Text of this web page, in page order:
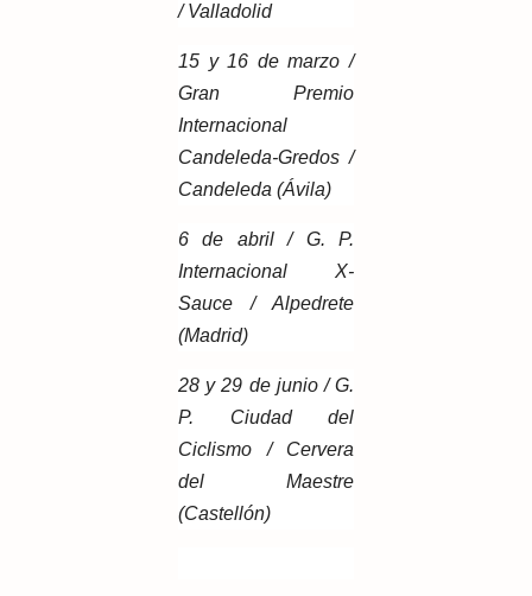
/ Valladolid
15 y 16 de marzo /
Gran Premio
Internacional
Candeleda-Gredos /
Candeleda (Ávila)
6 de abril / G. P.
Internacional X-
Sauce / Alpedrete
(Madrid)
28 y 29 de junio / G.
P. Ciudad del
Ciclismo / Cervera
del Maestre
(Castellón)